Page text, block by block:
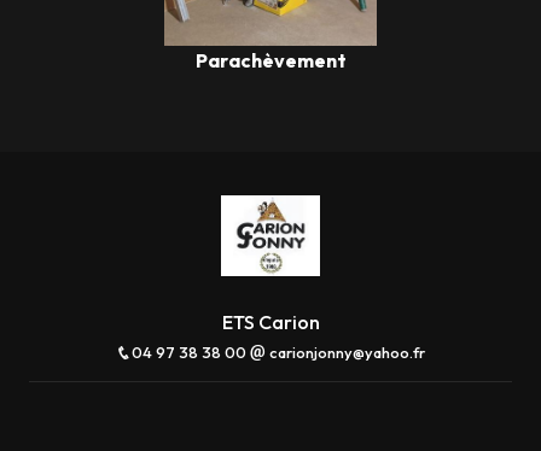
Parachèvement
ETS Carion
04 97 38 38 00 carionjonny@yahoo.fr